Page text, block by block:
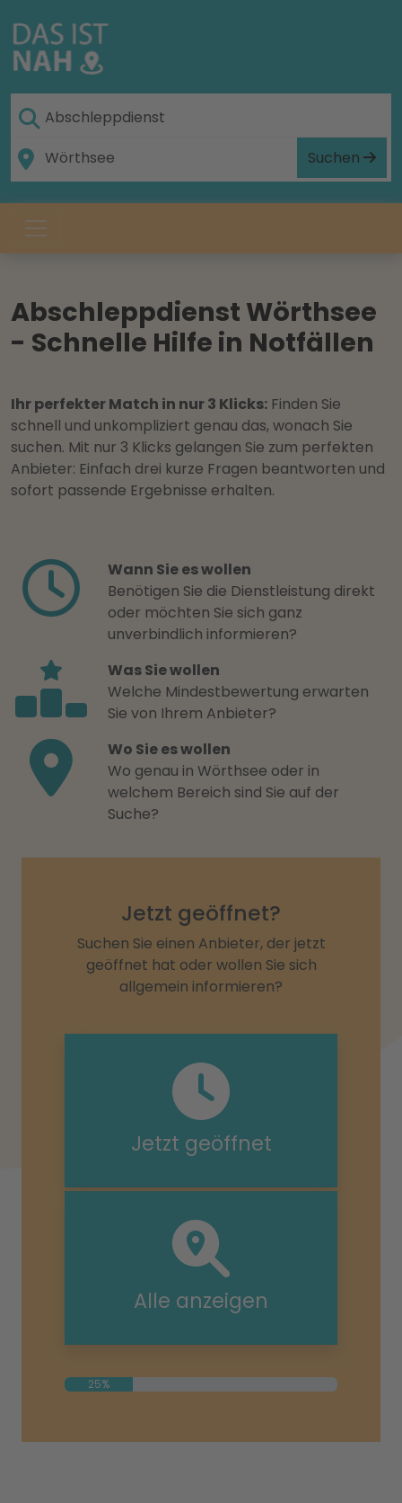
Suchen
Abschleppdienst Wörthsee
- Schnelle Hilfe in Notfällen
Ihr perfekter Match in nur 3 Klicks: Finden Sie
schnell und unkompliziert genau das, wonach Sie
suchen. Mit nur 3 Klicks gelangen Sie zum perfekten
Anbieter: Einfach drei kurze Fragen beantworten und
sofort passende Ergebnisse erhalten.
Wann Sie es wollen
Benötigen Sie die Dienstleistung direkt
oder möchten Sie sich ganz
unverbindlich informieren?
Was Sie wollen
Welche Mindestbewertung erwarten
Sie von Ihrem Anbieter?
Wo Sie es wollen
Wo genau in Wörthsee oder in
welchem Bereich sind Sie auf der
Suche?
Jetzt geöffnet?
Suchen Sie einen Anbieter, der jetzt
geöffnet hat oder wollen Sie sich
allgemein informieren?
Jetzt geöffnet
Alle anzeigen
25%